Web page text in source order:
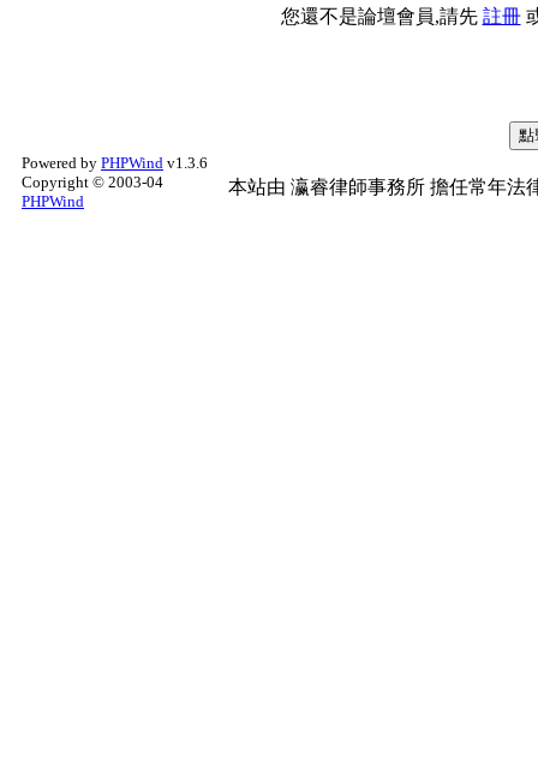
您還不是論壇會員,請先 註冊
Powered by PHPWind v1.3.6
Copyright © 2003-04
PHPWind
本站由 瀛睿律師事務所 擔任常年法